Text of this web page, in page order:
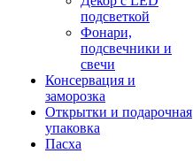
подсветкой
Фонари,
подсвечники и
свечи
Консервация и
заморозка
Открытки и подарочная
упаковка
Пасха